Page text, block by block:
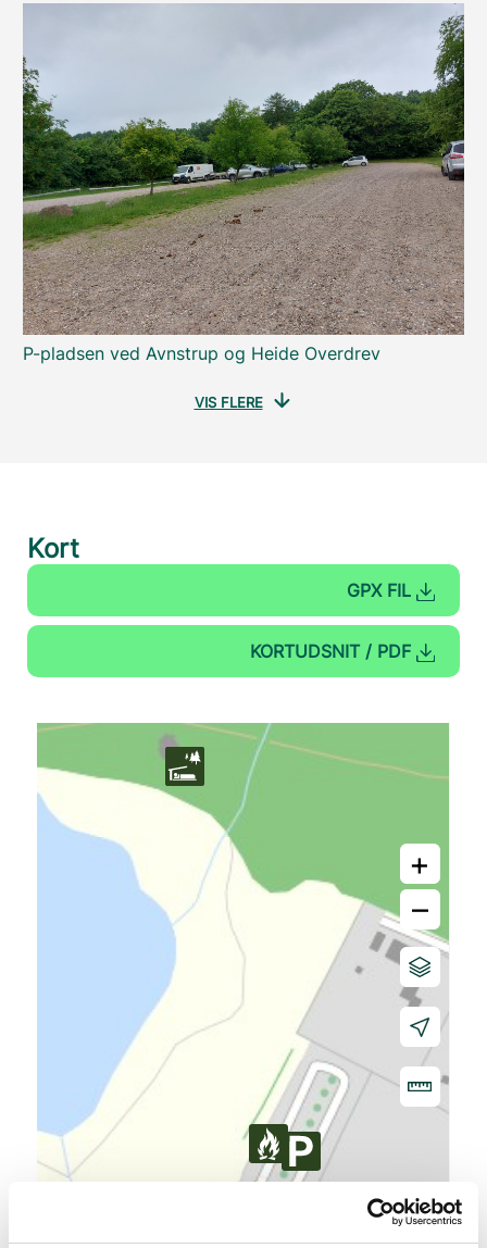
P-pladsen ved Avnstrup og Heide Overdrev
VIS FLERE
Kort
GPX FIL
KORTUDSNIT / PDF
+
–